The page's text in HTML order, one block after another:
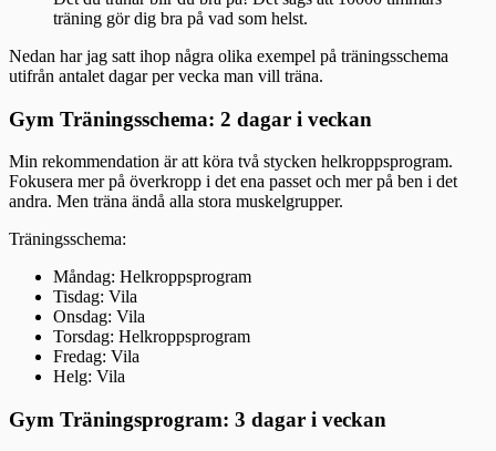
träning gör dig bra på vad som helst.
Nedan har jag satt ihop några olika exempel på träningsschema
utifrån antalet dagar per vecka man vill träna.
Gym Träningsschema: 2 dagar i veckan
Min rekommendation är att köra två stycken helkroppsprogram.
Fokusera mer på överkropp i det ena passet och mer på ben i det
andra. Men träna ändå alla stora muskelgrupper.
Träningsschema:
Måndag: Helkroppsprogram
Tisdag: Vila
Onsdag: Vila
Torsdag: Helkroppsprogram
Fredag: Vila
Helg: Vila
Gym Träningsprogram: 3 dagar i veckan